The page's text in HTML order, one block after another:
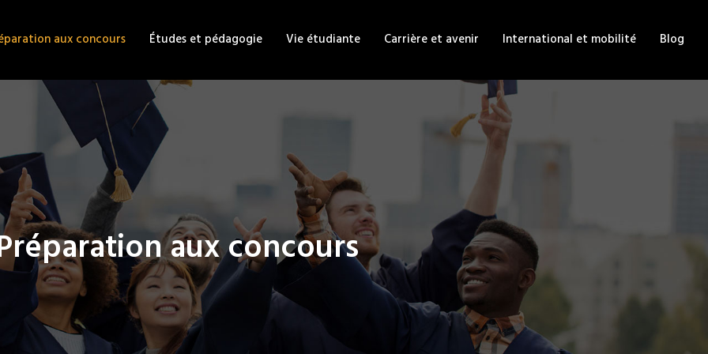
aux concours Études et pédagogie Vie étudiante Carrière et avenir International et mobilité Blog
aux concours